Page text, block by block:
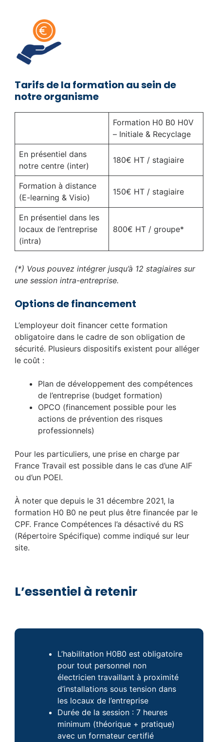
Tarifs de la formation au sein de
notre organisme
Formation H0 B0 H0V
– Initiale & Recyclage
En présentiel dans
notre centre (inter)
180€ HT / stagiaire
Formation à distance
(E-learning & Visio)
150€ HT / stagiaire
En présentiel dans les
locaux de l’entreprise
(intra)
800€ HT / groupe*
(*) Vous pouvez intégrer jusqu’à 12 stagiaires sur
une session intra-entreprise.
Options de financement
L’employeur doit financer cette formation
obligatoire dans le cadre de son obligation de
sécurité. Plusieurs dispositifs existent pour alléger
le coût :
Plan de développement des compétences
de l’entreprise (budget formation)
OPCO (financement possible pour les
actions de prévention des risques
professionnels)
Pour les particuliers, une prise en charge par
France Travail est possible dans le cas d’une AIF
ou d’un POEI.
À noter que depuis le 31 décembre 2021, la
formation H0 B0 ne peut plus être financée par le
CPF. France Compétences l’a désactivé du RS
(Répertoire Spécifique) comme indiqué sur leur
site.
L’essentiel à retenir
L’habilitation H0B0 est obligatoire
pour tout personnel non
électricien travaillant à proximité
d’installations sous tension dans
les locaux de l’entreprise
Durée de la session : 7 heures
minimum (théorique + pratique)
avec un formateur certifié